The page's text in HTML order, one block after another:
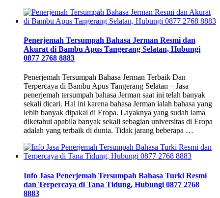
Penerjemah Tersumpah Bahasa Jerman Resmi dan
Akurat di Bambu Apus Tangerang Selatan, Hubungi
0877 2768 8883
Penerjemah Tersumpah Bahasa Jerman Terbaik Dan
Terpercaya di Bambu Apus Tangerang Selatan – Jasa
penerjemah tersumpah bahasa Jerman saat ini telah banyak
sekali dicari. Hal ini karena bahasa Jerman ialah bahasa yang
lebih banyak dipakai di Eropa. Layaknya yang sudah lama
diketahui apabila banyak sekali sebagian universitas di Eropa
adalah yang terbaik di dunia. Tidak jarang beberapa …
Info Jasa Penerjemah Tersumpah Bahasa Turki Resmi
dan Terpercaya di Tana Tidung, Hubungi 0877 2768
8883